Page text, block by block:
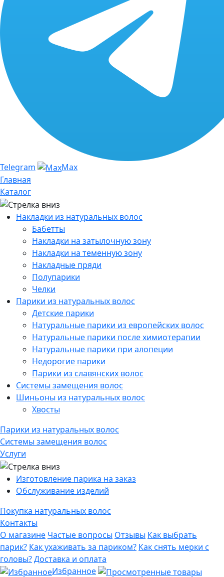
Telegram
Max
Главная
Каталог
Накладки из натуральных волос
Бабетты
Накладки на затылочную зону
Накладки на теменную зону
Накладные пряди
Полупарики
Челки
Парики из натуральных волос
Детские парики
Натуральные парики из европейских волос
Натуральные парики после химиотерапии
Натуральные парики при алопеции
Недорогие парики
Парики из славянских волос
Системы замещения волос
Шиньоны из натуральных волос
Хвосты
Парики из натуральных волос
Системы замещения волос
Услуги
Изготовление парика на заказ
Обслуживание изделий
Покупка натуральных волос
Контакты
О магазине Частые вопросы Отзывы Как выбрать
парик? Как ухаживать за париком? Как снять мерки с
головы?Доставка и оплата
Избранное